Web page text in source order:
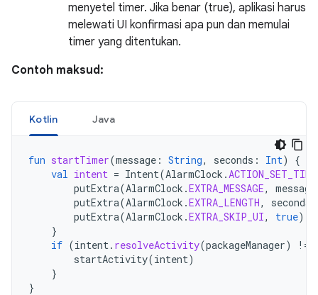
menyetel timer. Jika benar (true), aplikasi harus
melewati UI konfirmasi apa pun dan memulai
timer yang ditentukan.
Contoh maksud:
Kotlin Java
fun startTimer(message : String, seconds : Int)
{
val intent = Intent(AlarmClock .
putExtra(AlarmClock .EXTRA_MESSAGE, message
putExtra(AlarmClock .EXTRA_LENGTH, seconds
putExtra(AlarmClock .EXTRA_SKIP_UI, true)
}
if (intent. resolveActivity(packageManager) !=
startActivity(intent)
}
}